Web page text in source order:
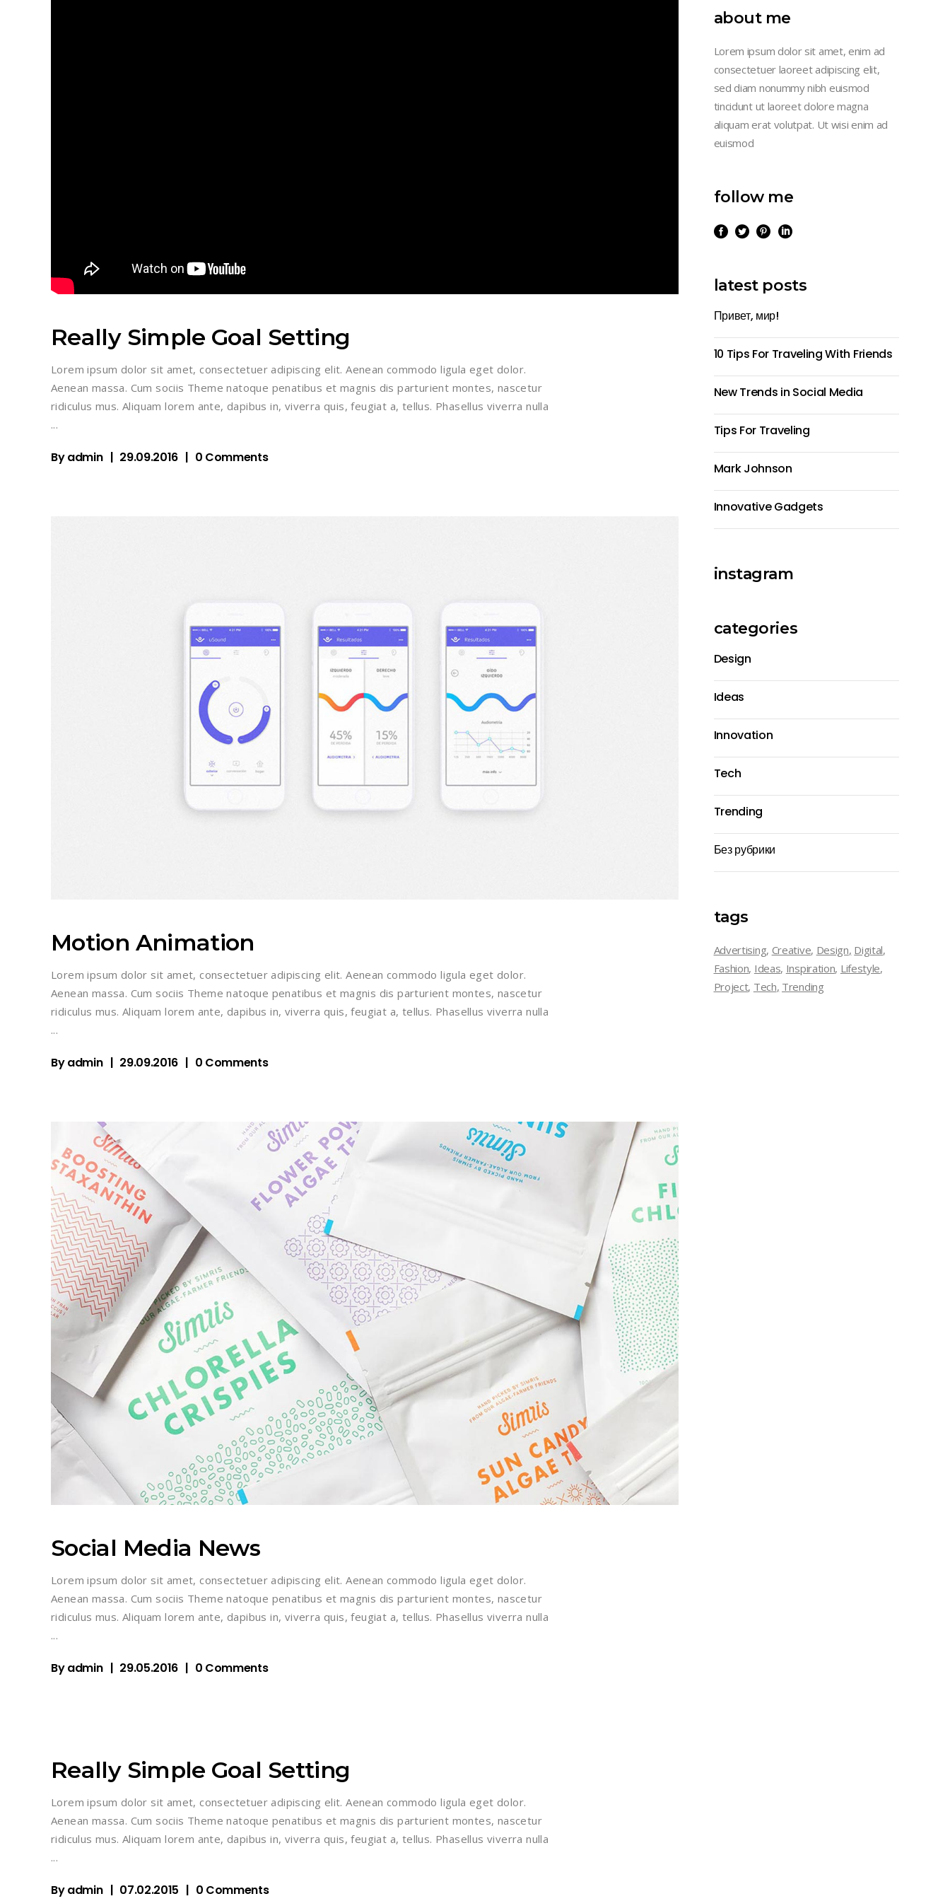
Really Simple Goal Setting
Lorem ipsum dolor sit amet, consectetuer adipiscing elit. Aenean commodo ligula eget dolor.
Aenean massa. Cum sociis Theme natoque penatibus et magnis dis parturient montes, nascetur
ridiculus mus. Aliquam lorem ante, dapibus in, viverra quis, feugiat a, tellus. Phasellus viverra nulla
Byadmin 29.09.2016 0 Comments
Motion Animation
Lorem ipsum dolor sit amet, consectetuer adipiscing elit. Aenean commodo ligula eget dolor.
Aenean massa. Cum sociis Theme natoque penatibus et magnis dis parturient montes, nascetur
ridiculus mus. Aliquam lorem ante, dapibus in, viverra quis, feugiat a, tellus. Phasellus viverra nulla
Byadmin 29.09.2016 0 Comments
Social Media News
Lorem ipsum dolor sit amet, consectetuer adipiscing elit. Aenean commodo ligula eget dolor.
Aenean massa. Cum sociis Theme natoque penatibus et magnis dis parturient montes, nascetur
ridiculus mus. Aliquam lorem ante, dapibus in, viverra quis, feugiat a, tellus. Phasellus viverra nulla
Byadmin 29.05.2016 0 Comments
Really Simple Goal Setting
Lorem ipsum dolor sit amet, consectetuer adipiscing elit. Aenean commodo ligula eget dolor.
Aenean massa. Cum sociis Theme natoque penatibus et magnis dis parturient montes, nascetur
ridiculus mus. Aliquam lorem ante, dapibus in, viverra quis, feugiat a, tellus. Phasellus viverra nulla
Byadmin 07.02.2015 0 Comments
about me
Lorem ipsum dolor sit amet, enim ad
consectetuer laoreet adipiscing elit,
sed diam nonummy nibh euismod
tincidunt ut laoreet dolore magna
aliquam erat volutpat. Ut wisi enim ad
euismod
follow me
latest posts
Привет, мир!
10 Tips For Traveling With Friends
New Trends in Social Media
Tips For Traveling
Mark Johnson
Innovative Gadgets
instagram
categories
Design
Ideas
Innovation
Tech
Trending
Без рубрики
tags
Advertising Creative Design Digital
Fashion Ideas Inspiration Lifestyle
Project Tech Trending